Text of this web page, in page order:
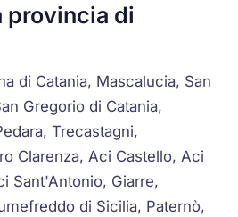
provincia di
di Catania, Mascalucia, San
Gregorio di Catania,
Trecastagni,
Clarenza, Aci Castello, Aci
Sant'Antonio, Giarre,
di Sicilia, Paternò,